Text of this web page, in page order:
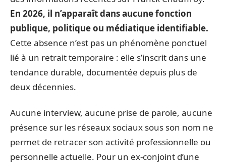
En 2026, il n’apparaît dans aucune fonction
publique, politique ou médiatique identifiable.
Cette absence n’est pas un phénomène ponctuel
lié à un retrait temporaire : elle s’inscrit dans une
tendance durable, documentée depuis plus de
deux décennies.
Aucune interview, aucune prise de parole, aucune
présence sur les réseaux sociaux sous son nom ne
permet de retracer son activité professionnelle ou
personnelle actuelle. Pour un ex-conjoint d’une